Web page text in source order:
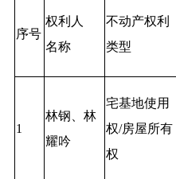
序号
权利人
名称
不动产权利
类型
1
林钢、林
耀吟
宅基地使用
权/房屋所有
权